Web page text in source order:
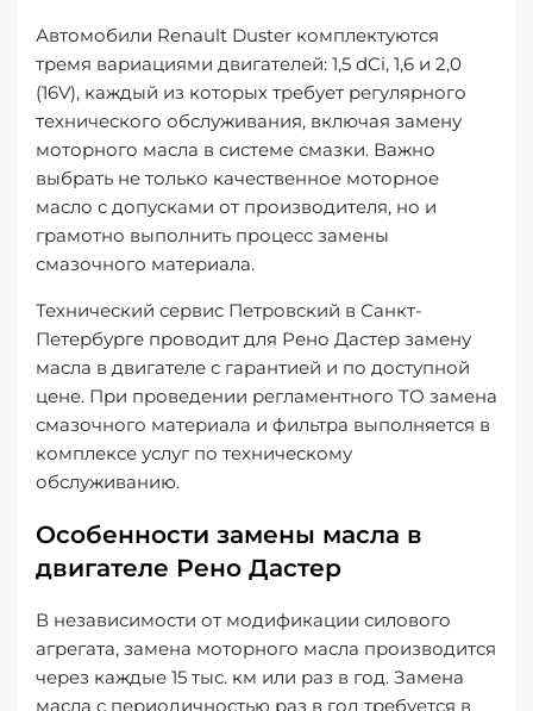
Автомобили Renault Duster комплектуются
тремя вариациями двигателей: 1,5 dCi, 1,6 и 2,0
(16V), каждый из которых требует регулярного
технического обслуживания, включая замену
моторного масла в системе смазки. Важно
выбрать не только качественное моторное
масло с допусками от производителя, но и
грамотно выполнить процесс замены
смазочного материала.
Технический сервис Петровский в Санкт-
Петербурге проводит для Рено Дастер замену
масла в двигателе с гарантией и по доступной
цене. При проведении регламентного ТО замена
смазочного материала и фильтра выполняется в
комплексе услуг по техническому
обслуживанию.
Особенности замены масла в
двигателе Рено Дастер
В независимости от модификации силового
агрегата, замена моторного масла производится
через каждые 15 тыс. км или раз в год. Замена
масла с периодичностью раз в год требуется в